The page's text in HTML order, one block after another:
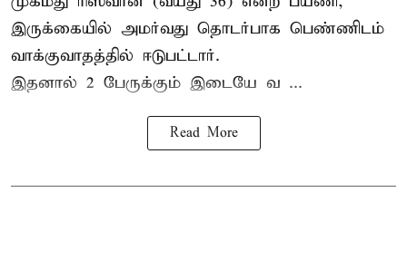
இருக்கையில் அமர்வது தொடர்பாக பெண்ணிடம்
வாக்குவாதத்தில் ஈடுபட்டார்.
இதனால் 2 பேருக்கும் இடையே வ ...
Read More